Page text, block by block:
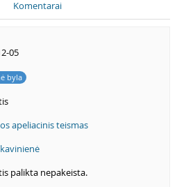
Komentarai
05
byla
apeliacinis teismas
palikta nepakeista.